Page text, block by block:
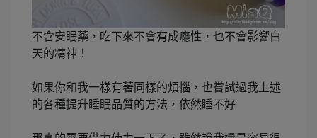
不含安眠藥，吃下來不會有成癮性，也不會影響白
天的精神！
如果你和我一樣有著同樣的煩惱，也嘗試過我上述
的各種提升睡眠品質的方法，依然睡不好